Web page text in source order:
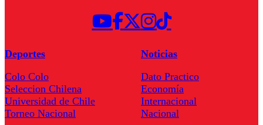
Deportes
Colo Colo
Seleccion Chilena
Universidad de Chile
Torneo Nacional
Noticias
Dato Practico
Economía
Internacional
Nacional